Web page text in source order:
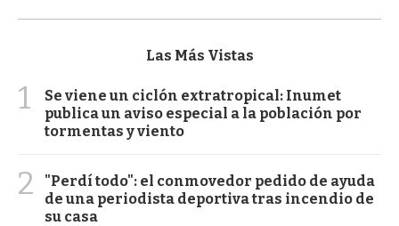
Las Más Vistas
1
Se viene un ciclón extratropical: Inumet
publica un aviso especial a la población por
tormentas y viento
2
"Perdí todo": el conmovedor pedido de ayuda
de una periodista deportiva tras incendio de
su casa